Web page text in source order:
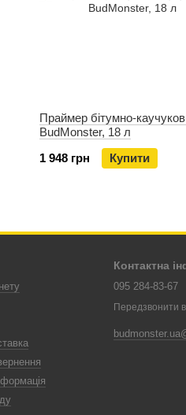
Праймер бітумно-
BudMonster, 18 л
1 948 грн
Купити
Контактна
095 284-83-67
Передзвонити